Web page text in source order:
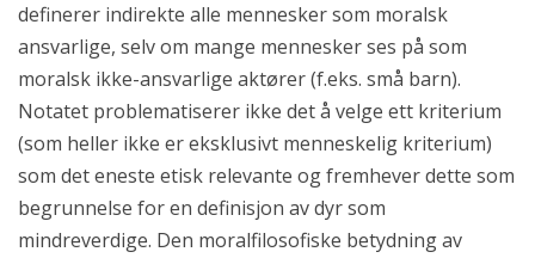
definerer indirekte alle mennesker som moralsk
ansvarlige, selv om mange mennesker ses på som
moralsk ikke-ansvarlige aktører (f.eks. små barn).
Notatet problematiserer ikke det å velge ett kriterium
(som heller ikke er eksklusivt menneskelig kriterium)
som det eneste etisk relevante og fremhever dette som
begrunnelse for en definisjon av dyr som
mindreverdige. Den moralfilosofiske betydning av